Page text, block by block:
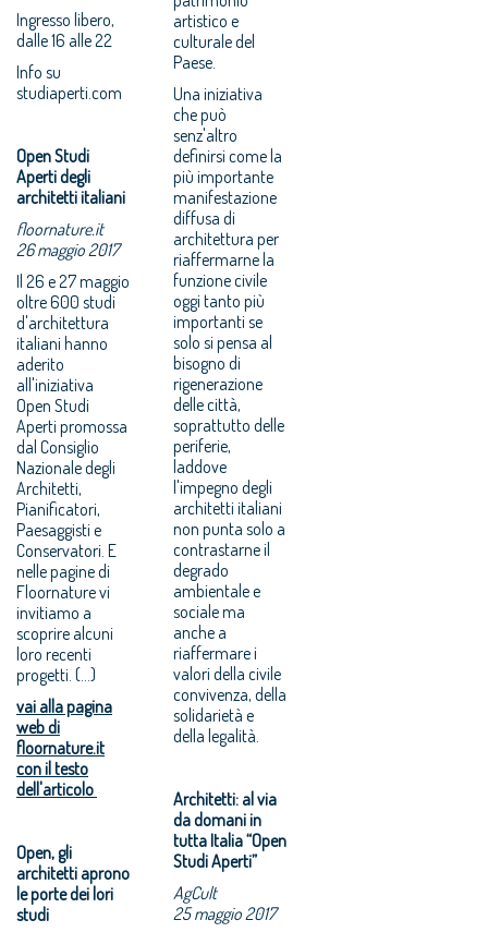
Ingresso libero,
dalle 16 alle 22
Info su
studiaperti.com
Open Studi
Aperti degli
architetti italiani
floornature.it
26 maggio 2017
Il 26 e 27 maggio
oltre 600 studi
d'architettura
italiani hanno
aderito
all'iniziativa
Open Studi
Aperti promossa
dal Consiglio
Nazionale degli
Architetti,
Pianificatori,
Paesaggisti e
Conservatori. E
nelle pagine di
Floornature vi
invitiamo a
scoprire alcuni
loro recenti
progetti. (...)
vai alla pagina
web di
floornature.it
con il testo
dell'articolo
Open, gli
architetti aprono
le porte dei lori
studi
artistico e
culturale del
Paese.
Una iniziativa
che può
senz'altro
definirsi come la
più importante
manifestazione
diffusa di
architettura per
riaffermarne la
funzione civile
oggi tanto più
importanti se
solo si pensa al
bisogno di
rigenerazione
delle città,
soprattutto delle
periferie,
laddove
l'impegno degli
architetti italiani
non punta solo a
contrastarne il
degrado
ambientale e
sociale ma
anche a
riaffermare i
valori della civile
convivenza, della
solidarietà e
della legalità.
Architetti: al via
da domani in
tutta Italia “Open
Studi Aperti”
AgCult
25 maggio 2017